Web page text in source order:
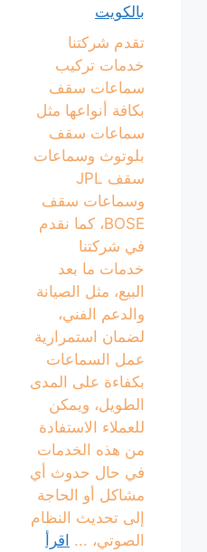
بالكويت
تقدم شركتنا
خدمات تركيب
سماعات سقف
بكافة أنواعها مثل
سماعات سقف
بلوتوث وسماعات
سقف JPL
وسماعات سقف
BOSE، كما نقدم
في شركتنا
خدمات ما بعد
البيع، مثل الصيانة
والدعم الفني،
لضمان استمرارية
عمل السماعات
بكفاءة على المدى
الطويل، ويمكن
للعملاء الاستفادة
من هذه الخدمات
في حال حدوث أي
مشاكل أو الحاجة
إلى تحديث النظام
الصوتي، ... اقرأ